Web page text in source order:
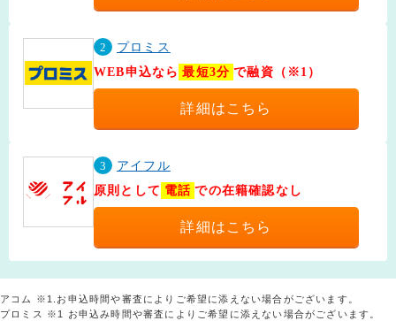
2
プロミス
WEB申込なら 最短3分 で融資（※1）
詳細はこちら
3
アイフル
原則として 電話 での在籍確認なし
詳細はこちら
アコム ※1.お申込時間や審査によりご希望に添えない場合がございます。
プロミス ※1 お申込み時間や審査によりご希望に添えない場合がございます。